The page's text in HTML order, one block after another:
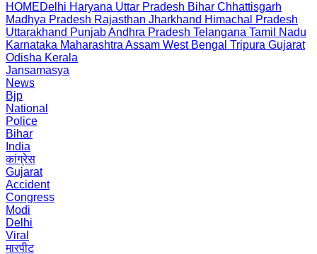
HOMEDelhi Haryana Uttar Pradesh Bihar Chhattisgarh
Madhya Pradesh Rajasthan Jharkhand Himachal Pradesh
Uttarakhand PunjabAndhra Pradesh Telangana Tamil Nadu
Karnataka Maharashtra Assam West Bengal Tripura Gujarat
Odisha Kerala
Jansamasya
News
Bjp
National
Police
Bihar
India
कांग्रेस
Gujarat
Accident
Congress
Modi
Delhi
Viral
मारपीट